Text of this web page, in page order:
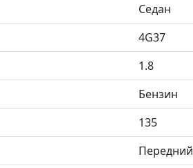
Седан
4G37
1.8
Бензин
135
Передний